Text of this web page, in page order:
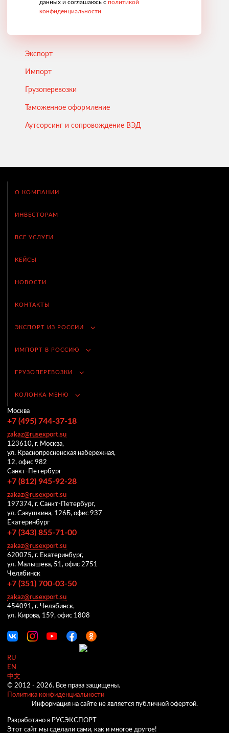
данных и соглашаюсь с политикой
конфиденциальности
Экспорт
Импорт
Грузоперевозки
Таможенное оформление
Аутсорсинг и сопровождение ВЭД
О КОМПАНИИ
ИНВЕСТОРАМ
ВСЕ УСЛУГИ
КЕЙСЫ
НОВОСТИ
КОНТАКТЫ
ЭКСПОРТ ИЗ РОССИИ
ИМПОРТ В РОССИЮ
ГРУЗОПЕРЕВОЗКИ
КОЛОНКА МЕНЮ
Москва
+7 (495) 744-37-18
zakaz@rusexport.su
123610, г. Москва,
ул. Краснопресненская набережная,
12, офис 982
Санкт-Петербург
+7 (812) 945-92-28
zakaz@rusexport.su
197374, г. Санкт-Петербург,
ул. Савушкина, 126Б, офис 937
Екатеринбург
+7 (343) 855-71-00
zakaz@rusexport.su
620075, г. Екатеринбург,
ул. Малышева, 51, офис 2751
Челябинск
+7 (351) 700-03-50
zakaz@rusexport.su
454091, г. Челябинск,
ул. Кирова, 159, офис 1808
RU
EN
中文
© 2012 - 2026. Все права защищены.
Политика конфиденциальности
Информация на сайте не является публичной офертой.
Разработано в РУСЭКСПОРТ
Этот сайт мы сделали сами, как и многое другое!